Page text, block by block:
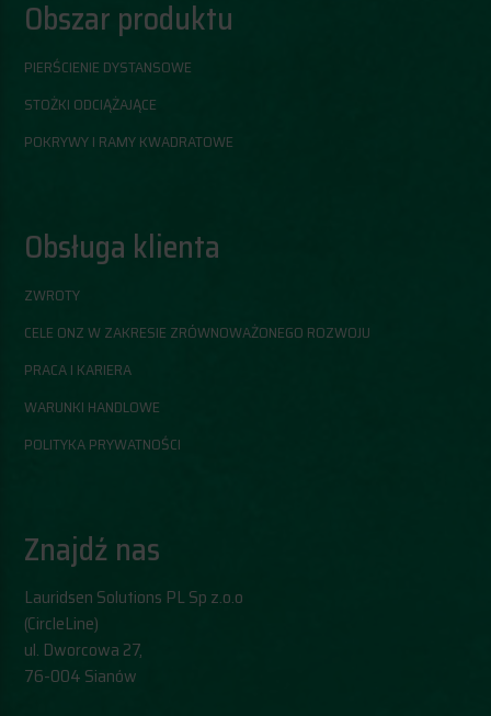
Obszar produktu
PIERŚCIENIE DYSTANSOWE
STOŻKI ODCIĄŻAJĄCE
POKRYWY I RAMY KWADRATOWE
Obsługa klienta
ZWROTY
CELE ONZ W ZAKRESIE ZRÓWNOWAŻONEGO ROZWOJU
PRACA I KARIERA
WARUNKI HANDLOWE
POLITYKA PRYWATNOŚCI
Znajdź nas
Lauridsen Solutions PL Sp z.o.o
(CircleLine)
​ul. Dworcowa 27,
76-004 Sianów